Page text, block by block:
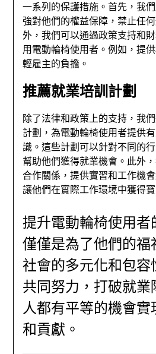
一系列的保護措施。首先，我
強對他們的權益保障，禁止任
外，我們可以通過政策支持和
用電動輪椅使用者。例如，提
輕雇主的負擔。
推薦就業培訓計劃
除了法律和政策上的支持，我
計劃，為電動輪椅使用者提供
識。這些計劃可以針對不同的
幫助他們獲得就業機會。此外
合作關係，提供實習和工作機
讓他們在實際工作環境中獲得
提升電動輪椅使用者
僅僅是為了他們的福
社會的多元化和包容
共同努力，打破就業
人都有平等的機會
和貢獻。